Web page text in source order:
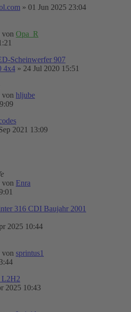
» 01 Jun 2025 23:04
von Opa_R
Scheinwerfer 907
4x4 » 24 Jul 2020 15:51
von hljube
2021 13:09
von Enra
316 CDI Baujahr 2001
2025 10:44
von sprintus1
L2H2
2025 10:43